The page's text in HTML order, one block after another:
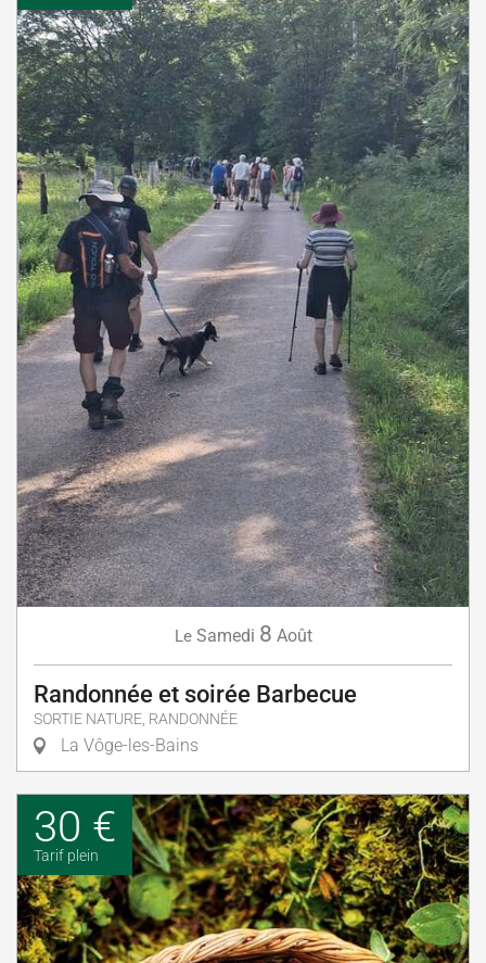
Le Samedi 8 Août
Randonnée et soirée Barbecue
SORTIE NATURE, RANDONNÉE
La Vôge-les-Bains
30 €
Tarif plein